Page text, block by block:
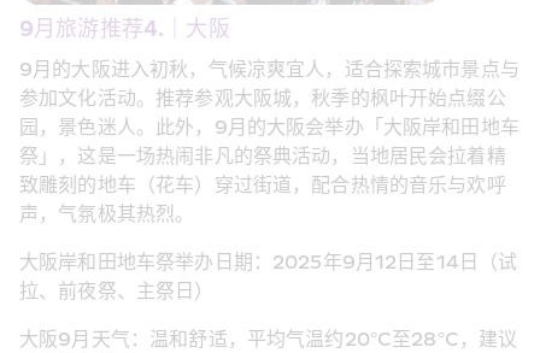
9月旅游推荐4.｜大阪
9月的大阪进入初秋，气候凉爽宜人，适合探索城市景点与
参加文化活动。推荐参观大阪城，秋季的枫叶开始点缀公
园，景色迷人。此外，9月的大阪会举办「大阪岸和田地车
祭」，这是一场热闹非凡的祭典活动，当地居民会拉着精
致雕刻的地车（花车）穿过街道，配合热情的音乐与欢呼
声，气氛极其热烈。
大阪岸和田地车祭举办日期：2025年9月12日至14日（试
拉、前夜祭、主祭日）
大阪9月天气：温和舒适，平均气温约20°C至28°C，建议